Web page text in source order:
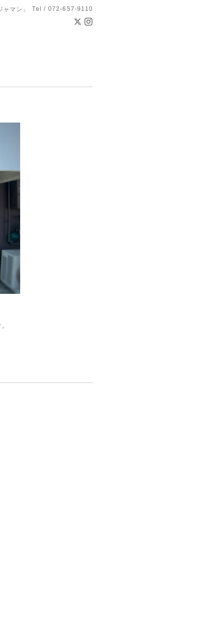
マン」 Tel / 072-657-9110